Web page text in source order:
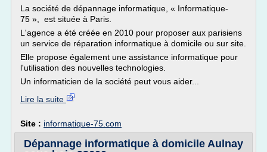
La société de dépannage informatique, « Informatique-
75 », est située à Paris.
L'agence a été créée en 2010 pour proposer aux parisiens
un service de réparation informatique à domicile ou sur site.
Elle propose également une assistance informatique pour
l'utilisation des nouvelles technologies.
Un informaticien de la société peut vous aider...
Lire la suite
Site : informatique-75.com
Dépannage informatique à domicile Aulnay